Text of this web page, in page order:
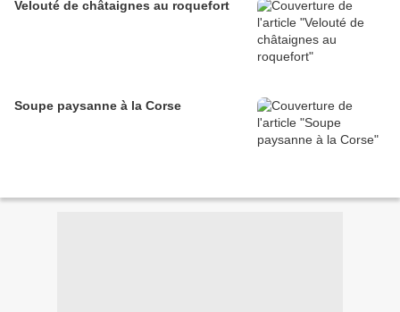
Velouté de châtaignes au roquefort
Soupe paysanne à la Corse